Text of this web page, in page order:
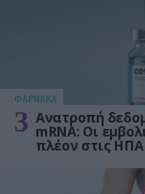
ΦΑΡΜΑΚΑ
3 Ανατροπή
mRNA: Οι
πλέον στις